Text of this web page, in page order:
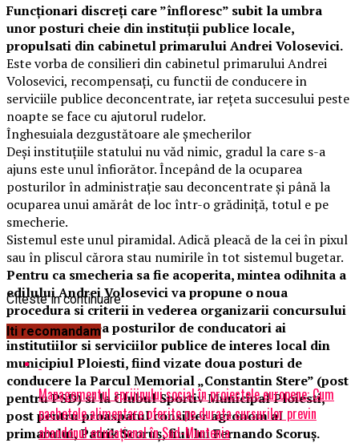
Funcționari discreți care ”înfloresc” subit la umbra
unor posturi cheie din instituții publice locale,
propulsati din cabinetul primarului Andrei Volosevici.
Este vorba de consilieri din cabinetul primarului Andrei
Volosevici, recompensați, cu functii de conducere in
serviciile publice deconcentrate, iar rețeta succesului peste
noapte se face cu ajutorul rudelor.
Înghesuiala dezgustătoare ale șmecherilor
Deși instituțiile statului nu văd nimic, gradul la care s-a
ajuns este unul înfiorător. Începând de la ocuparea
posturilor în administrație sau deconcentrate și până la
ocuparea unui amărât de loc într-o grădiniță, totul e pe
smecherie.
Sistemul este unul piramidal. Adică pleacă de la cei în pixul
sau în pliscul cărora stau numirile în tot sistemul bugetar.
Pentru ca smecheria sa fie acoperita, mintea odihnita a
edilului Andrei Volosevici va propune o noua
procedura si criterii in vederea organizarii concursului
pentru ocuparea posturilor de conducatori ai
institutiilor si serviciilor publice de interes local din
municipiul Ploiesti, fiind vizate doua posturi de
conducere la Parcul Memorial „Constantin Stere” (post
pentru PSD) si la Clubul Sportiv Municipal Ploiesti,
post pentru proaspatul consilier agronom al
primarului, Patrik Scoruş, fiul lui Fernando Scoruş.
Citeste in continuare
Iti recomandam
Managementul sprijinului social în proiectele europene: Cum
pachetele alimentare oferite pe durata cursurilor previn
abandonul educațional în Sud-Muntenia